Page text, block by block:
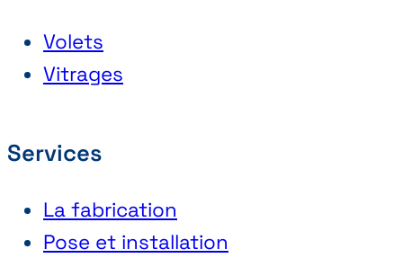
Volets
Vitrages
Services
La fabrication
Pose et installation